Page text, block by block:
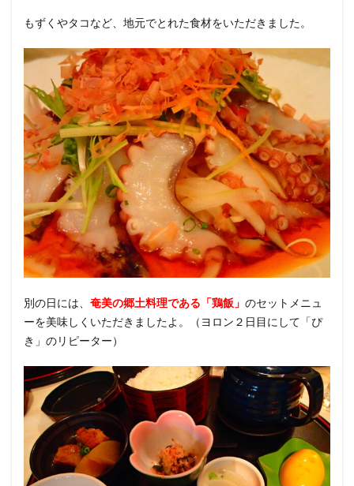
もずくやタコなど、地元でとれた食材をいただきました。
別の日には、 奄美の郷土料理である「鶏飯」 のセットメニュ
ーを美味しくいただきましたよ。（ヨロン２日目にして「ぴ
き」のリピーター）